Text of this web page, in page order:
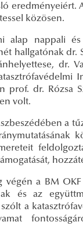
eredményeiért.
közösen.
alap nappali és
hallgatónak dr.
dr.
prof. dr. Rózsa
volt.
a
végén a BM
és az
a